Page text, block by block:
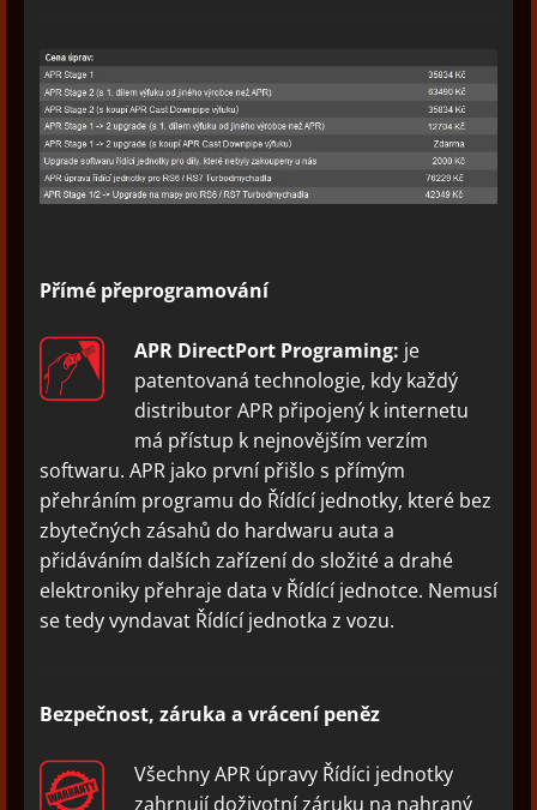
Přímé přeprogramování
APR DirectPort Programing: je
patentovaná technologie, kdy každý
distributor APR připojený k internetu
má přístup k nejnovějším verzím
softwaru. APR jako první přišlo s přímým
přehráním programu do Řídící jednotky, které bez
zbytečných zásahů do hardwaru auta a
přidáváním dalších zařízení do složité a drahé
elektroniky přehraje data v Řídící jednotce. Nemusí
se tedy vyndavat Řídící jednotka z vozu.
Bezpečnost, záruka a vrácení peněz
Všechny APR úpravy Řídíci jednotky
zahrnují doživotní záruku na nahraný